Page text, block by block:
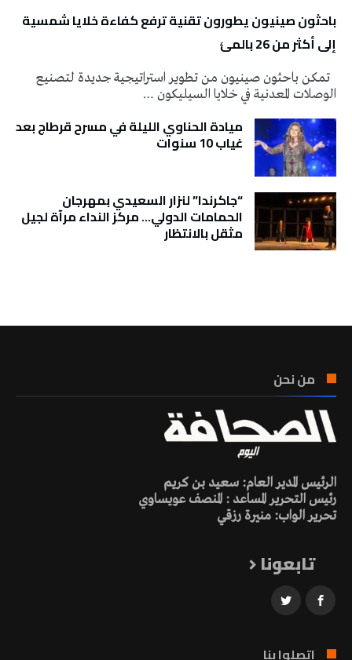
باحثون صينيون يطورون تقنية ترفع كفاءة خلايا شمسية
إلى أكثر من 26 بالمئ
تمكن باحثون صينيون من تطوير استراتيجية جديدة لتصنيع
الوصلات المعدنية في خلايا السيليكون …
ميادة الحناوي الليلة في مسرح قرطاج بعد
غياب 10 سنوات
“جاكرندا” لنزار السعيدي بمهرجان
الحمامات الدولي… مركز النداء مرآة لجيل
مثقل بالانتظار
من نحن
الرئيس المدير العام: سعيد بن كريم
رئيس التحرير المساعد : المنصف عويساوي
تحرير الواب: منيرة رزقي
تابعونا
اتصلوا بنا